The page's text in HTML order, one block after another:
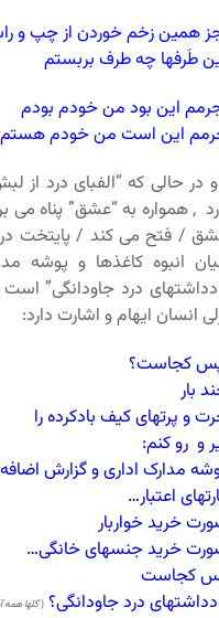
همین زخم خوردن از چپ و
طَرفها چه طرف بربستم
این بود من خودم بودم
این است من خودم هستم
در حالی که “الفبای درد از
, همواره به “عشق” پناه می
/ فتح می کند / پایتخت
انبوه کاغذها و پوشه
درد جاودانگی”
انسان ایهام و اشارت دارد:
کجاست؟
بار
و پرتهای کیف بادکرده را
و رو کنم:
مدارک اداری و گزارش
اعتبار…
خرید خواربار
خرید جنسهای خانگی…
کجاست
درد جاودانگی؟ (گلها همه